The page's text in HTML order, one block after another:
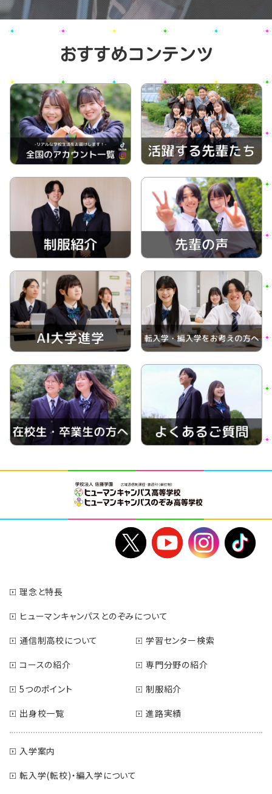
おすすめコンテンツ
理念と特長
ヒューマンキャンパスとのぞみについて
通信制高校について
学習センター検索
コースの紹介
専門分野の紹介
5つのポイント
制服紹介
出身校一覧
進路実績
入学案内
転入学(転校)・編入学について